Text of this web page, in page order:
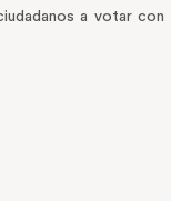
a votar con